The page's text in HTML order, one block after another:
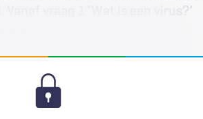
vraag 1 ‘Wat is een virus?’
wordt griep…